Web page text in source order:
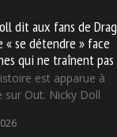
dit aux fans de Drag
« se détendre » face
qui ne traînent pas
est apparue à
sur Out. Nicky Doll